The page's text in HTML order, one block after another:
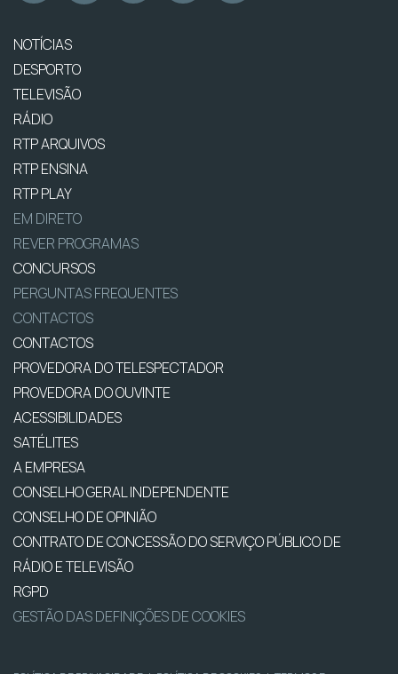
NOTÍCIAS
DESPORTO
TELEVISÃO
RÁDIO
RTP ARQUIVOS
RTP ENSINA
RTP PLAY
EM DIRETO
REVER PROGRAMAS
CONCURSOS
PERGUNTAS FREQUENTES
CONTACTOS
CONTACTOS
PROVEDORA DO TELESPECTADOR
PROVEDORA DO OUVINTE
ACESSIBILIDADES
SATÉLITES
A EMPRESA
CONSELHO GERAL INDEPENDENTE
CONSELHO DE OPINIÃO
CONTRATO DE CONCESSÃO DO SERVIÇO PÚBLICO DE
RÁDIO E TELEVISÃO
RGPD
GESTÃO DAS DEFINIÇÕES DE COOKIES